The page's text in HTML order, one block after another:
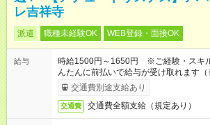
レ吉祥寺
派遣 職種未経験OK WEB登録・面接OK
給与
時給1500円～1650円 ※ご経験・スキ
んたんに前払いで給与が受け取れます
交通費別途支給あり
交通費 交通費全額支給（規定あり）